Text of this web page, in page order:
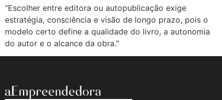
“Escolher entre editora ou autopublicação exige
estratégia, consciência e visão de longo prazo, pois o
modelo certo define a qualidade do livro, a autonomia
do autor e o alcance da obra.”